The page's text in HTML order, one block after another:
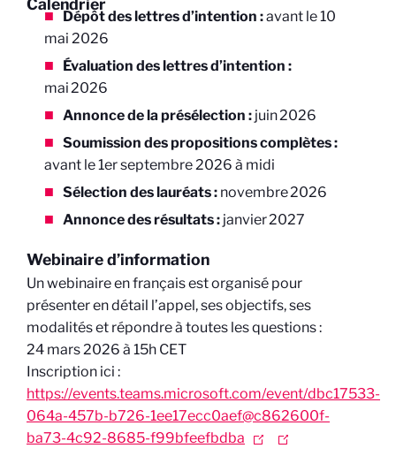
Calendrier
Dépôt des lettres d’intention :avant le 10
mai 2026
Évaluation des lettres d’intention :
mai 2026
Annonce de la présélection : juin 2026
Soumission des propositions complètes :
avant le 1er septembre 2026 à midi
Sélection des lauréats : novembre 2026
Annonce des résultats : janvier 2027
Webinaire d’information
Un webinaire en français est organisé pour
présenter en détail l’appel, ses objectifs, ses
modalités et répondre à toutes les questions :
24 mars 2026 à 15h CET
Inscription ici :
https://events.teams.microsoft.com/event/dbc17533-
064a-457b-b726-1ee17ecc0aef@c862600f-
ba73-4c92-8685-f99bfeefbdba